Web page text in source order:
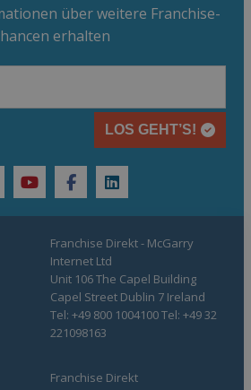
über weitere Franchise-
erhalten
LOS GEHT’S!
youtubefacebooklinkedin
Franchise Direkt
Franchise Direkt - McGarry
Internet Ltd
Unit 106 The Capel Building
Capel Street Dublin 7 Ireland
Tel: +49 800 1004100 Tel: +49 32
221098163